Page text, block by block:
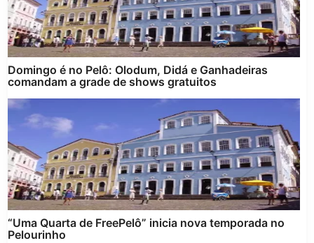
Domingo é no Pelô: Olodum, Didá e Ganhadeiras
comandam a grade de shows gratuitos
“Uma Quarta de FreePelô” inicia nova temporada no
Pelourinho